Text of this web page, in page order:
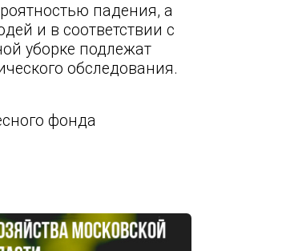
падения, а
и в соответствии с
уборке подлежат
обследования.
фонда